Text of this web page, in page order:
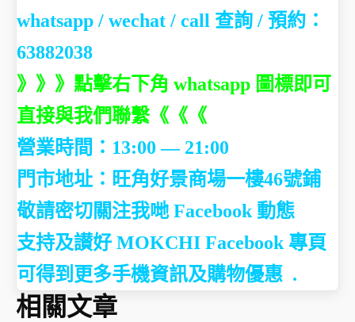
whatsapp / wechat / call 查詢 / 預約：
63882038
》》》點擊右下角 whatsapp 圖標即可
直接與我們聯繫《《《
營業時間：13:00 — 21:00
門市地址： 旺角好景商場一樓46號鋪
敬請密切關注我哋 Facebook 動態
支持及讃好 MOKCHI Facebook 專頁
可得到更多手機資訊及購物優惠 .
相關文章